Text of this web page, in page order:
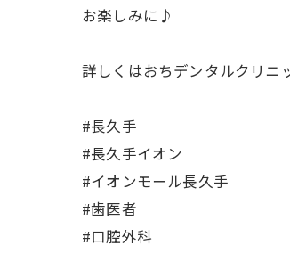
お楽しみに♪
詳しくはおちデンタルクリニ
#長久手
#長久手イオン
#イオンモール長久手
#歯医者
#口腔外科